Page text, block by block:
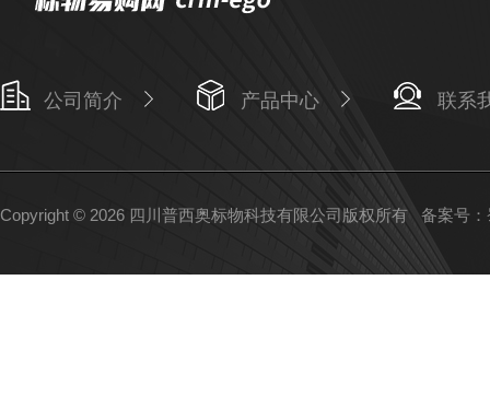
公司简介 产品中心 联系
Copyright © 2026 四川普西奥标物科技有限公司版权所有 备案号：